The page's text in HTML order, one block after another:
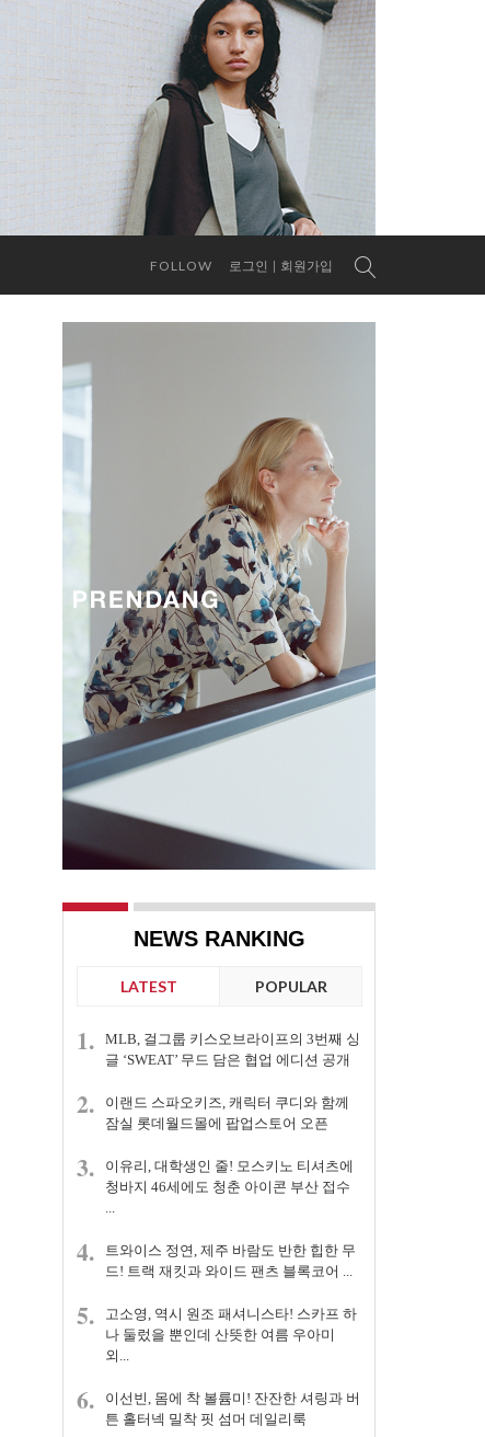
FOLLOW 로그인 회원가입
NEWS RANKING
LATEST POPULAR
1.
MLB, 걸그룹 키스오브라이프의 3번째 싱
글 ‘SWEAT’ 무드 담은 협업 에디션 공개
2.
이랜드 스파오키즈, 캐릭터 쿠디와 함께
잠실 롯데월드몰에 팝업스토어 오픈
3.
이유리, 대학생인 줄! 모스키노 티셔츠에
청바지 46세에도 청춘 아이콘 부산 접수
...
4.
트와이스 정연, 제주 바람도 반한 힙한 무
드! 트랙 재킷과 와이드 팬츠 블록코어 ...
5.
고소영, 역시 원조 패셔니스타! 스카프 하
나 둘렀을 뿐인데 산뜻한 여름 우아미
외...
6.
이선빈, 몸에 착 볼륨미! 잔잔한 셔링과 버
튼 홀터넥 밀착 핏 섬머 데일리룩